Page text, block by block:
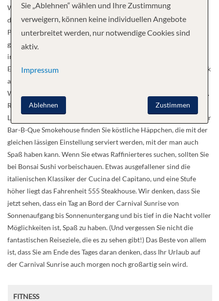
Wenn Sie bereit dafür sind, ein paar erstaunliche Dinge zu erleben,
dann fangen wir mit der musikalischen Bühnenshow von Playlist
Productions an. Auch auf der Bühne des Punchliner Comedy Club
gibt es jede Menge zu lachen. Für Kinder gibt es drei Jugendräume,
in denen sie sich mit Gleichaltrigen austoben können, und für
Erwachsene ist die Piano Bar 88 ein melodiöser Ort für einen Drink
am Abend. Und wer liebt nicht eine gute Wasserrutsche? Carnival
WaterWorks ist der ausgewiesene Wasserspaßbereich des Schiffes.
RedFrog Pub könnte man als Carnival Sunrise’s Zentrum der guten
Laune und der großartigen Biere bezeichnen! In Guy’s Pig & Anchor
Bar-B-Que Smokehouse finden Sie köstliche Häppchen, die mit der
gleichen lässigen Einstellung serviert werden, mit der man auch
Spaß haben kann. Wenn Sie etwas Raffinierteres suchen, sollten Sie
bei Bonsai Sushi vorbeischauen. Etwas ausgefallener sind die
italienischen Klassiker der Cucina del Capitano, und eine Stufe
höher liegt das Fahrenheit 555 Steakhouse. Wir denken, dass Sie
jetzt sehen, dass ein Tag an Bord der Carnival Sunrise von
Sonnenaufgang bis Sonnenuntergang und bis tief in die Nacht voller
Möglichkeiten ist, Spaß zu haben. (Und vergessen Sie nicht die
fantastischen Reiseziele, die es zu sehen gibt!) Das Beste von allem
ist, dass Sie am Ende des Tages daran denken, dass Ihr Urlaub auf
der Carnival Sunrise auch morgen noch großartig sein wird.
FITNESS
Sie „Ablehnen“ wählen und Ihre Zustimmung
verweigern, können keine individuellen Angebote
unterbreitet werden, nur notwendige Cookies sind
aktiv.
Impressum
Zustimmen
Ablehnen